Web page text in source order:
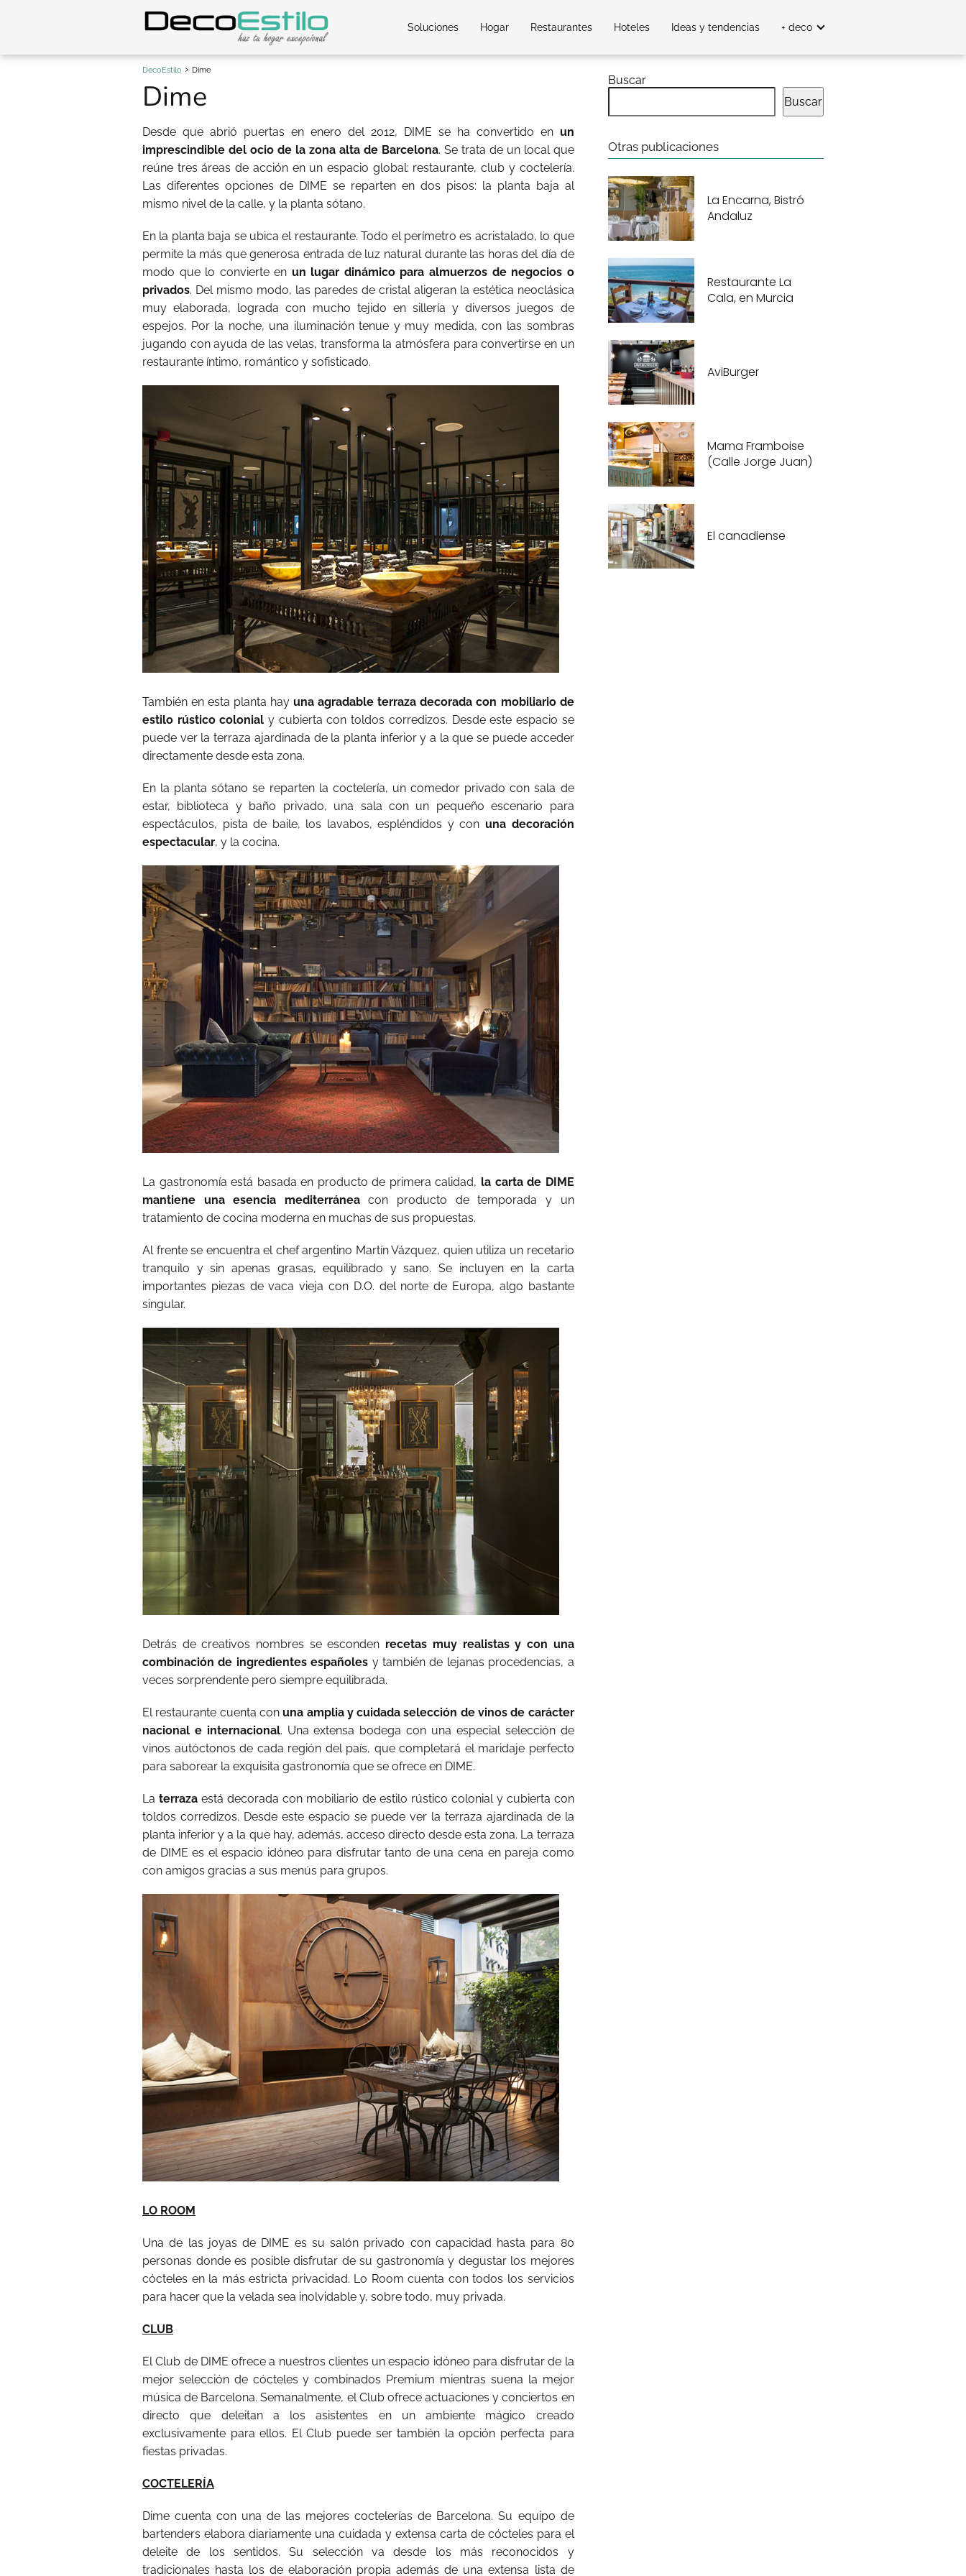
Soluciones Hogar Restaurantes Hoteles Ideas y tendencias + deco
DecoEstilo Dime
Dime
Desde que abrió puertas en enero del 2012, DIME se ha convertido en un
imprescindible del ocio de la zona alta de Barcelona. Se trata de un local que
reúne tres áreas de acción en un espacio global: restaurante, club y coctelería.
Las diferentes opciones de DIME se reparten en dos pisos: la planta baja al
mismo nivel de la calle, y la planta sótano.
En la planta baja se ubica el restaurante. Todo el perímetro es acristalado, lo que
permite la más que generosa entrada de luz natural durante las horas del día de
modo que lo convierte en un lugar dinámico para almuerzos de negocios o
privados. Del mismo modo, las paredes de cristal aligeran la estética neoclásica
muy elaborada, lograda con mucho tejido en sillería y diversos juegos de
espejos. Por la noche, una iluminación tenue y muy medida, con las sombras
jugando con ayuda de las velas, transforma la atmósfera para convertirse en un
restaurante íntimo, romántico y sofisticado.
También en esta planta hayuna agradable terraza decorada con mobiliario de
estilo rústico colonialy cubierta con toldos corredizos. Desde este espacio se
puede ver la terraza ajardinada de la planta inferior y a la que se puede acceder
directamente desde esta zona.
En la planta sótano se reparten la coctelería, un comedor privado con sala de
estar, biblioteca y baño privado, una sala con un pequeño escenario para
espectáculos, pista de baile, los lavabos, espléndidos y conuna decoración
espectacular, y la cocina.
La gastronomía está basada en producto de primera calidad, la carta de DIME
mantiene una esencia mediterráneacon producto de temporada y un
tratamiento de cocina moderna en muchas de sus propuestas.
Al frente se encuentra el chef argentino Martín Vázquez, quien utiliza un recetario
tranquilo y sin apenas grasas, equilibrado y sano. Se incluyen en la carta
importantes piezas de vaca vieja con D.O. del norte de Europa, algo bastante
singular.
Detrás de creativos nombres se esconden recetas muy realistas y con una
combinación de ingredientes españoles y también de lejanas procedencias, a
veces sorprendente pero siempre equilibrada.
El restaurante cuenta conuna amplia y cuidada selección de vinos de carácter
nacional e internacional. Una extensa bodega con una especial selección de
vinos autóctonos de cada región del país, que completará el maridaje perfecto
para saborear la exquisita gastronomía que se ofrece en DIME.
La terraza está decorada con mobiliario de estilo rústico colonial y cubierta con
toldos corredizos. Desde este espacio se puede ver la terraza ajardinada de la
planta inferior y a la que hay, además, acceso directo desde esta zona. La terraza
de DIME es el espacio idóneo para disfrutar tanto de una cena en pareja como
con amigos gracias a sus menús para grupos.
LO ROOM
Una de las joyas de DIME es su salón privado con capacidad hasta para 80
personas donde es posible disfrutar de su gastronomía y degustar los mejores
cócteles en la más estricta privacidad. Lo Room cuenta con todos los servicios
para hacer que la velada sea inolvidable y, sobre todo, muy privada.
CLUB
El Club de DIME ofrece a nuestros clientes un espacio idóneo para disfrutar de la
mejor selección de cócteles y combinados Premium mientras suena la mejor
música de Barcelona. Semanalmente, el Club ofrece actuaciones y conciertos en
directo que deleitan a los asistentes en un ambiente mágico creado
exclusivamente para ellos. El Club puede ser también la opción perfecta para
fiestas privadas.
COCTELERÍA
Dime cuenta con una de las mejores coctelerías de Barcelona. Su equipo de
bartenders elabora diariamente una cuidada y extensa carta de cócteles para el
deleite de los sentidos. Su selección va desde los más reconocidos y
tradicionales hasta los de elaboración propia además de una extensa lista de
Buscar
Buscar
Otras publicaciones
La Encarna, Bistró
Andaluz
Restaurante La
Cala, en Murcia
AviBurger
Mama Framboise
(Calle Jorge Juan)
El canadiense